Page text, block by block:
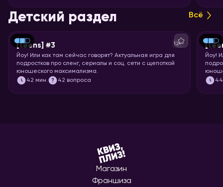
тимбилдиться. Вас ждёт 5 раундов вопросов на разные
темы, ответить на которые поможет слаженная работа.
Тот случай, когда команда действительно решает!
Детский раздел Всё
[teens] #3 12+
Йоу! Или как там сейчас говорят? Актуальная игра для
подростков про сленг, сериалы и соц. сети с щепоткой
юношеского максимализма.
42 мин. 42 вопроса
Йоу!
44
Магазин
Франшиза